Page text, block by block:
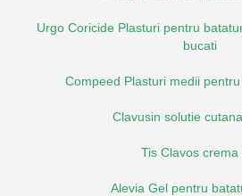
Urgo Coricide Plasturi pentru
bucati
Compeed Plasturi medii
Clavusin solutie
Tis Clavos crema
Alevia Gel pentru